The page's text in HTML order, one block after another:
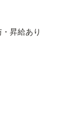
昇給あり